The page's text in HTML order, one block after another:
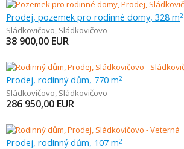
Prodej, pozemek pro rodinné domy, 328 m2
Sládkovičovo, Sládkovičovo
38 900,00 EUR
Prodej, rodinný dům, 770 m2
Sládkovičovo, Sládkovičovo
286 950,00 EUR
Prodej, rodinný dům, 107 m2